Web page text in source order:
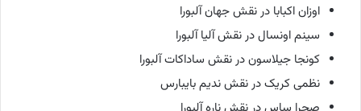
اوزان اکبابا در نقش جهان آلبورا
سینم اونسال در نقش آلیا آلبورا
کونجا جیلاسون در نقش ساداکات آلبورا
نظمی کریک در نقش ندیم بایبارس